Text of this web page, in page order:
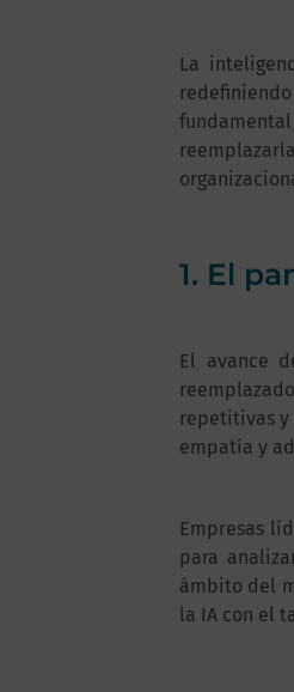
La
1. El
El avance
repetitivas y
empatía y
Empresas
para
ámbito del
la IA con el